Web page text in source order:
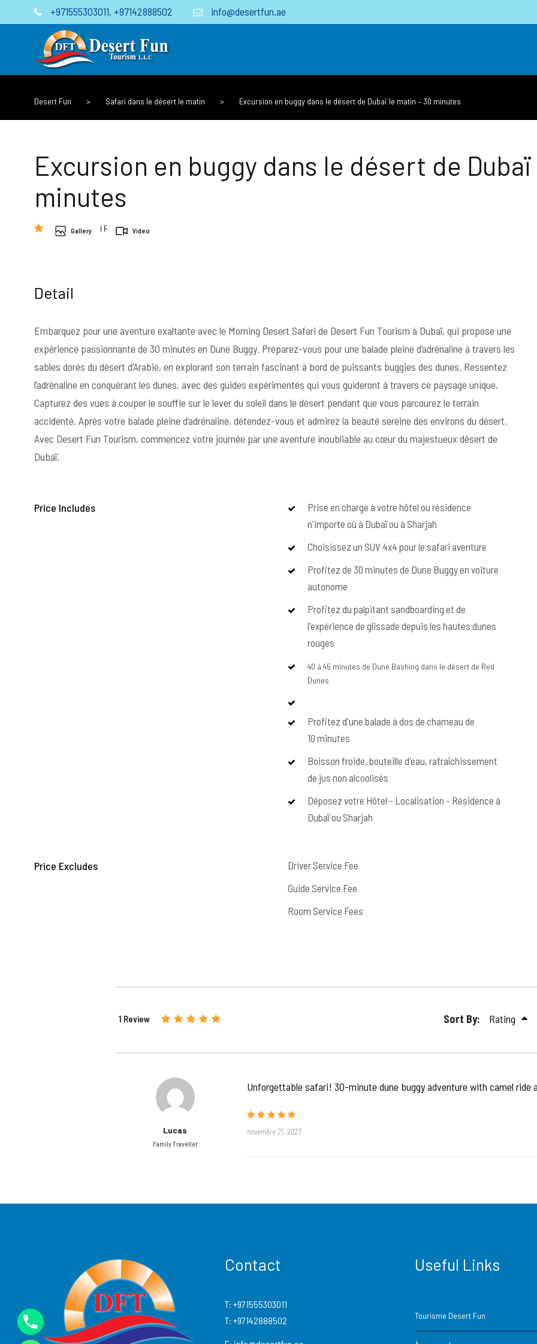
+971555303011, +97142888502 info@desertfun.ae
Desert Fun > Safari dans le désert le matin > Excursion en buggy dans le désert de Dubaï le matin – 30 minutes
Excursion en buggy dans le désert de
minutes
(1 Review)
Gallery Video
Detail
Embarquez pour une aventure exaltante avec le Morning Desert Safari de Desert Fun Tourism à Dubaï, qui propose une
expérience passionnante de 30 minutes en Dune Buggy. Préparez-vous pour une balade pleine d’adrénaline à travers les
sables dorés du désert d’Arabie, en explorant son terrain fascinant à bord de puissants buggies des dunes. Ressentez
l’adrénaline en conquérant les dunes, avec des guides expérimentés qui vous guideront à travers ce paysage unique.
Capturez des vues à couper le souffle sur le lever du soleil dans le désert pendant que vous parcourez le terrain
accidenté. Après votre balade pleine d’adrénaline, détendez-vous et admirez la beauté sereine des environs du désert.
Avec Desert Fun Tourism, commencez votre journée par une aventure inoubliable au cœur du majestueux désert de
Dubaï.
Price Includes
Prise en charge à votre hôtel ou résidence
n'importe où à Dubaï ou à Sharjah
Choisissez un SUV 4x4 pour le safari aventure
Profitez de 30 minutes de Dune Buggy en voiture
autonome
Profitez du palpitant sandboarding et de
l'expérience de glissade depuis les hautes dunes
rouges
40 à 45 minutes de Dune Bashing dans le désert de Red
Dunes
Profitez d'une balade à dos de chameau de
10 minutes
Boisson froide, bouteille d'eau, rafraîchissement
de jus non alcoolisés
Déposez votre Hôtel - Localisation - Résidence à
Dubaï ou Sharjah
Price Excludes
Driver Service Fee
Guide Service Fee
Room Service Fees
1 Review Sort By: Rating
Lucas
Family Traveller
Unforgettable safari! 30-minute dune buggy adventure with camel ride
novembre 21, 2023
Contact
T: +971555303011
T: +97142888502
Useful Links
Tourisme Desert Fun